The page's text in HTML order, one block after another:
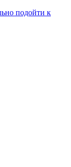
подойти к